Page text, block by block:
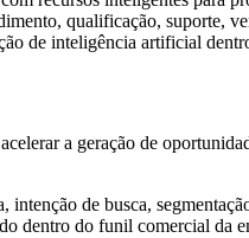
qualificação, suporte,
de inteligência artificial
a geração de
intenção de busca,
dentro do funil comercial da